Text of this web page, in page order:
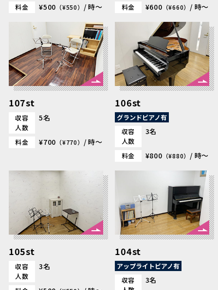
料金 ¥500 （¥550） / 時～ 料金 ¥600 （¥660） / 時～
107st
収容
人数
5名
料金 ¥700 （¥770） / 時～
106st
グランドピアノ有
収容
人数
3名
料金 ¥800 （¥880） / 時～
105st
収容
人数
3名
104st
アップライトピアノ有
収容
3名